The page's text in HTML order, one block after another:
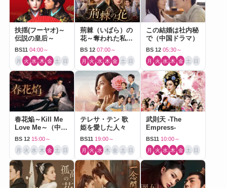
扶揺(フーヤオ)～
伝説の皇后～
BS11 04:00～
月 火 水 木 金 土 日
荊棘（いばら）の
花～奪われた私～
（中国ドラマ）
BS 12 07:00～
月 火 水 木 金 土 日
この結婚は社内秘
で（中国ドラマ）
BS 12 05:30～
月 火 水 木 金 土 日
春花焔～Kill Me
Love Me～（中国
ドラマ）
BS 12 15:00～
月 火 水 木 金 土 日
テレサ・テン 歌
姫を愛した人々
BS11 19:00～
月 火 水 木 金 土 日
武則天 -The
Empress-
BS11 10:00～
月 火 水 木 金 土 日